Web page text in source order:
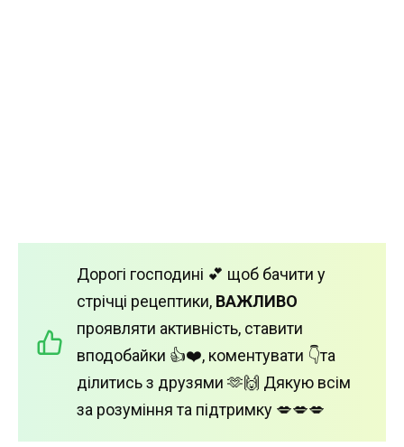
Дорогі господині 💕 щоб бачити у
стрічці рецептики, ВАЖЛИВО
проявляти активність, ставити
вподобайки 👍❤️, коментувати 👇та
ділитись з друзями 🫶🙌 Дякую всім
за розуміння та підтримку 💋💋💋